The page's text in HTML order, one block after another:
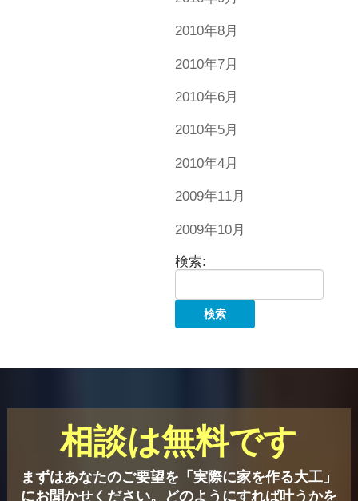
2010年8月
2010年7月
2010年6月
2010年5月
2010年4月
2009年11月
2009年10月
検索:
相談は無料です
まずはあなたのご要望を「実際に家を作る大工」
にお聞かせください。
どのようにすれば叶うかを